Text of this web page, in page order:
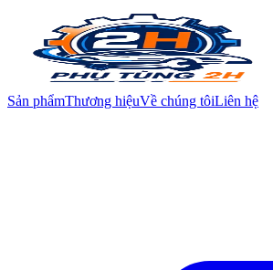
Sản phẩmThương hiệuVề chúng tôiLiên hệ